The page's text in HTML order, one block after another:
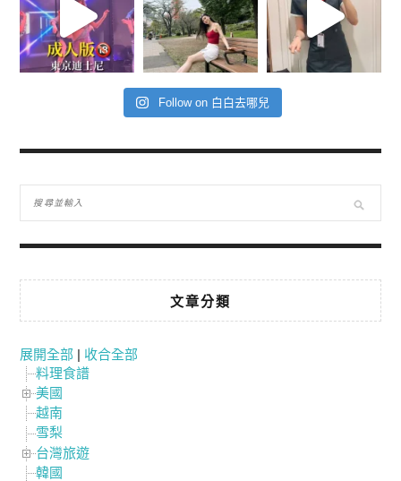
Follow on 白白去哪兒
文章分類
展開全部 | 收合全部
料理食譜
美國
越南
雪梨
台灣旅遊
韓國